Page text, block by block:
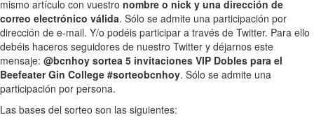
mismo artículo con vuestro nombre o nick y una dirección de
correo electrónico válida. Sólo se admite una participación por
dirección de e-mail. Y/o podéis participar a través de Twitter. Para ello
debéis haceros seguidores de nuestro Twitter y déjarnos este
mensaje: @bcnhoy sortea 5 invitaciones VIP Dobles para el
Beefeater Gin College #sorteobcnhoy. Sólo se admite una
participación por persona.
Las bases del sorteo son las siguientes: